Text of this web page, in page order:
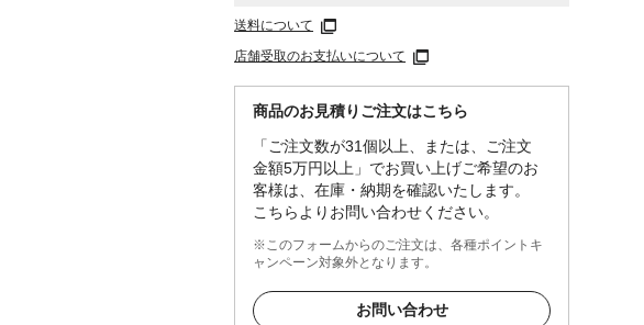
送料について
店舗受取のお支払いについて
商品のお見積りご注文はこちら
「ご注文数が31個以上、または、ご注文
金額5万円以上」でお買い上げご希望のお
客様は、在庫・納期を確認いたします。
こちらよりお問い合わせください。
※このフォームからのご注文は、各種ポイントキ
ャンペーン対象外となります。
お問い合わせ